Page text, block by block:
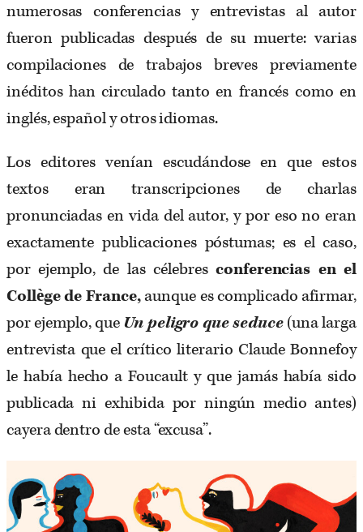
numerosas conferencias y entrevistas al autor
fueron publicadas después de su muerte: varias
compilaciones de trabajos breves previamente
inéditos han circulado tanto en francés como en
inglés, español y otros idiomas.
Los editores venían escudándose en que estos
textos eran transcripciones de charlas
pronunciadas en vida del autor, y por eso no eran
exactamente publicaciones póstumas; es el caso,
por ejemplo, de las célebres conferencias en el
Collège de France,aunque es complicado afirmar,
por ejemplo, queUn peligro que seduce(una larga
entrevista que el crítico literario Claude Bonnefoy
le había hecho a Foucault y que jamás había sido
publicada ni exhibida por ningún medio antes)
cayera dentro de esta “excusa”.